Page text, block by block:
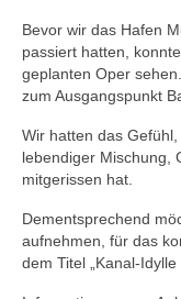
Bevor wir das Hafen
passiert hatten,
geplanten Oper
zum Ausgangspunkt
Wir hatten das
lebendiger Mischung,
mitgerissen hat.
Dementsprechend
aufnehmen, für das
dem Titel „Kanal-Idylle